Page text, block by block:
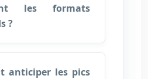
les formats
?
anticiper les pics